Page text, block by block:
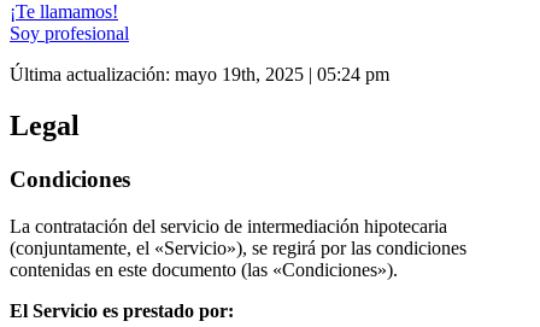
¡Te llamamos!
Soy profesional
Última actualización: mayo 19th, 2025 | 05:24 pm
Legal
Condiciones
La contratación del servicio de intermediación hipotecaria
(conjuntamente, el «Servicio»), se regirá por las condiciones
contenidas en este documento (las «Condiciones»).
El Servicio es prestado por: